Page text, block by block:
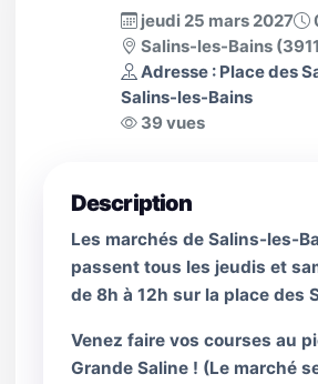
jeudi 25 mars 2027
Salins-les-Bains
Adresse : Place des
Salins-les-Bains
39 vues
Description
Les marchés de Salins-les-
passent tous les jeudis et
de 8h à 12h sur la place des
Venez faire vos courses au
Grande Saline ! (Le marché